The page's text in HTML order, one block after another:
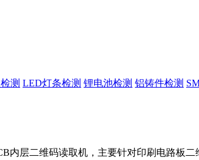
测 LED灯条检测 锂电池检测 铝铸件检测
内层二维码读取机，主要针对印刷电路板